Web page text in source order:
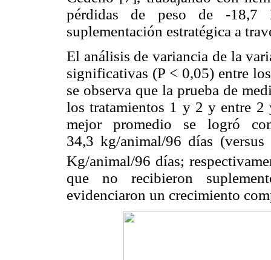
pérdidas de peso de -18,7
suplementación estratégica a
El análisis de variancia de la
significativas (P < 0,05) entre
se observa que la prueba de
los tratamientos 1 y 2 y entre
mejor promedio se logró
34,3 kg/animal/96 días (versus
Kg/animal/96 días;
que no recibieron
evidenciaron un crecimiento